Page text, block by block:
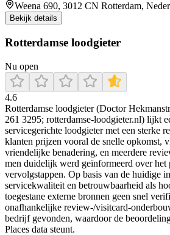
Weena 690, 3012 CN Rotterdam,
Bekijk details
Rotterdamse loodgieter
Nu open
4.6
Rotterdamse loodgieter (Doctor
261 3295; rotterdamse-loodgieter.nl) lijkt
servicegerichte loodgieter met een sterke
klanten prijzen vooral de snelle opkomst,
vriendelijke benadering, en meerdere
men duidelijk werd geïnformeerd over het
vervolgstappen. Op basis van de huidige
servicekwaliteit en betrouwbaarheid als
toegestane externe bronnen geen snel
onafhankelijke review-/visitcard-
bedrijf gevonden, waardoor de
Places data steunt.